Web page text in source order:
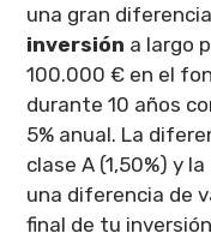
una gran
inversión a largo
100.000 € en el
durante 10 años
5% anual. La
clase A (1,50%) y
una diferencia de
final de tu